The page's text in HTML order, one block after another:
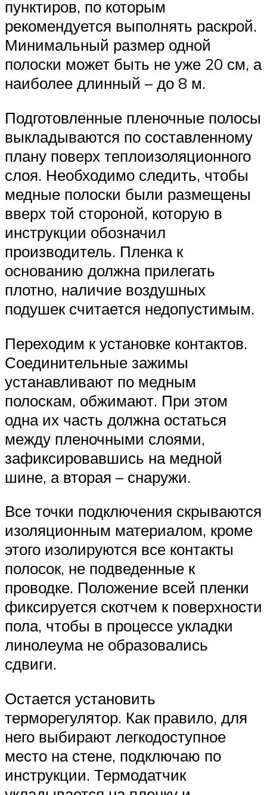
пунктиров, по которым
рекомендуется выполнять раскрой.
Минимальный размер одной
полоски может быть не уже 20 см, а
наиболее длинный – до 8 м.
Подготовленные пленочные полосы
выкладываются по составленному
плану поверх теплоизоляционного
слоя. Необходимо следить, чтобы
медные полоски были размещены
вверх той стороной, которую в
инструкции обозначил
производитель. Пленка к
основанию должна прилегать
плотно, наличие воздушных
подушек считается недопустимым.
Переходим к установке контактов.
Соединительные зажимы
устанавливают по медным
полоскам, обжимают. При этом
одна их часть должна остаться
между пленочными слоями,
зафиксировавшись на медной
шине, а вторая – снаружи.
Все точки подключения скрываются
изоляционным материалом, кроме
этого изолируются все контакты
полосок, не подведенные к
проводке. Положение всей пленки
фиксируется скотчем к поверхности
пола, чтобы в процессе укладки
линолеума не образовались
сдвиги.
Остается установить
терморегулятор. Как правило, для
него выбирают легкодоступное
место на стене, подключаю по
инструкции. Термодатчик